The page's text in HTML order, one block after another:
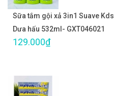
Sữa tắm gội xả 3in1 Suave Kds
Dưa hấu 532ml- GXT046021
129.000₫